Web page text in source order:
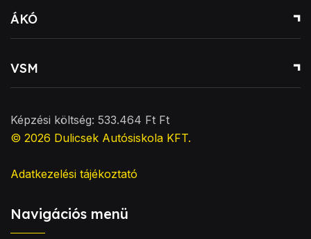
ÁKÓ
VSM
Képzési költség: 533.464 Ft Ft
© 2026 Dulicsek Autósiskola KFT.
Adatkezelési tájékoztató
Navigációs menü